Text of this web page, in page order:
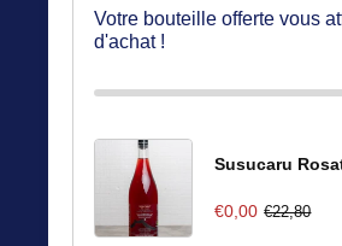
Votre bouteille offerte vous
d'achat !
Susucaru
€0,00 €22,80